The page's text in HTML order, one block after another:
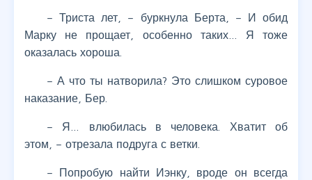
– Триста лет, – буркнула Берта, – И обид
Марку не прощает, особенно таких… Я тоже
оказалась хороша.
– А что ты натворила? Это слишком суровое
наказание, Бер.
– Я… влюбилась в человека. Хватит об
этом, – отрезала подруга с ветки.
– Попробую найти Иэнку, вроде он всегда